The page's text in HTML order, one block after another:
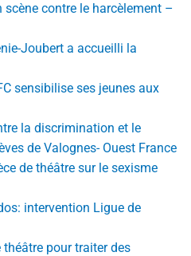
contre le harcèlement –
Joubert a accueilli la
sensibilise ses jeunes aux
la discrimination et le
de Valognes- Ouest France
de théâtre sur le sexisme
intervention Ligue de
pour traiter des